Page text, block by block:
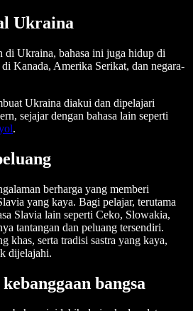
Ukraina
di Ukraina, bahasa ini juga hidup di
Kanada, Amerika Serikat, dan negara-
Ukraina diakui dan dipelajari
sejajar dengan bahasa lain seperti
.
berharga yang memberi
yang kaya. Bagi pelajar, terutama
Slavia lain seperti Ceko, Slowakia,
tantangan dan peluang tersendiri.
khas, serta tradisi sastra yang kaya,
dijelajahi.
bangsa